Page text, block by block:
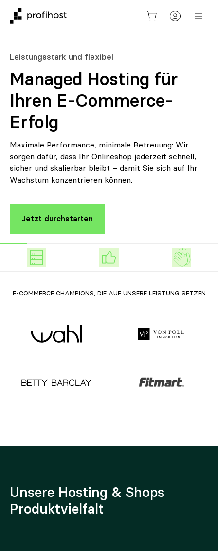
Leistungsstark und flexibel
Managed Hosting für
Ihren E-Commerce-
Erfolg
Maximale Performance, minimale Betreuung: Wir
sorgen dafür, dass Ihr Onlineshop jederzeit schnell,
sicher und skalierbar bleibt – damit Sie sich auf Ihr
Wachstum konzentrieren können.
Jetzt durchstarten
E-COMMERCE CHAMPIONS, DIE AUF UNSERE LEISTUNG SETZEN
Unsere Hosting & Shops
Produktvielfalt